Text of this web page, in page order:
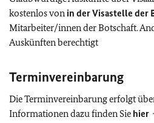
kostenlos von in der Visastelle der
Mitarbeiter/innen der Botschaft.
Auskünften berechtigt
Terminvereinbarung
Die Terminvereinbarung erfolgt
Informationen dazu finden Sie hier